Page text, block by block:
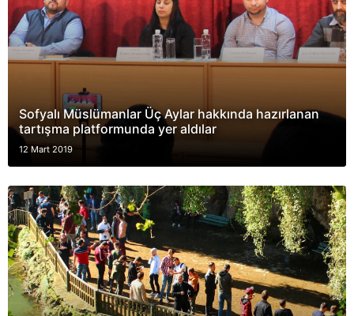
Sofyalı Müslümanlar Üç Aylar hakkında hazırlanan
tartışma platformunda yer aldılar
12 Mart 2019